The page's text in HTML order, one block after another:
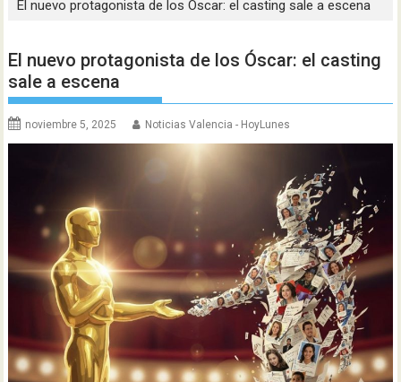
El nuevo protagonista de los Óscar: el casting sale a escena
El nuevo protagonista de los Óscar: el casting
sale a escena
noviembre 5, 2025 Noticias Valencia - HoyLunes